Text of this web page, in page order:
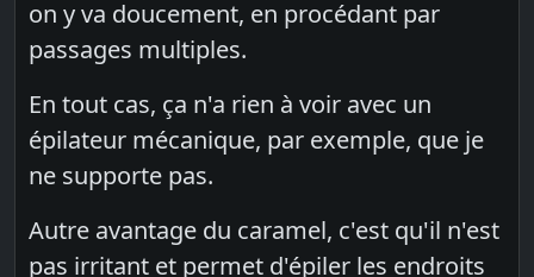
on y va doucement, en procédant par
passages multiples.
En tout cas, ça n'a rien à voir avec un
épilateur mécanique, par exemple, que je
ne supporte pas.
Autre avantage du caramel, c'est qu'il n'est
pas irritant et permet d'épiler les endroits